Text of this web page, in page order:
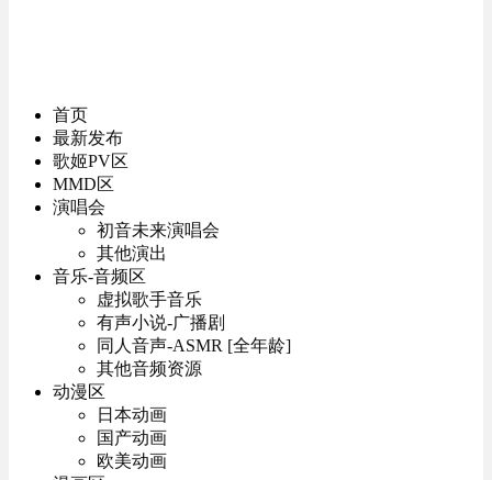
首页
最新发布
歌姬PV区
MMD区
演唱会
初音未来演唱会
其他演出
音乐-音频区
虚拟歌手音乐
有声小说-广播剧
同人音声-ASMR [全年龄]
其他音频资源
动漫区
日本动画
国产动画
欧美动画